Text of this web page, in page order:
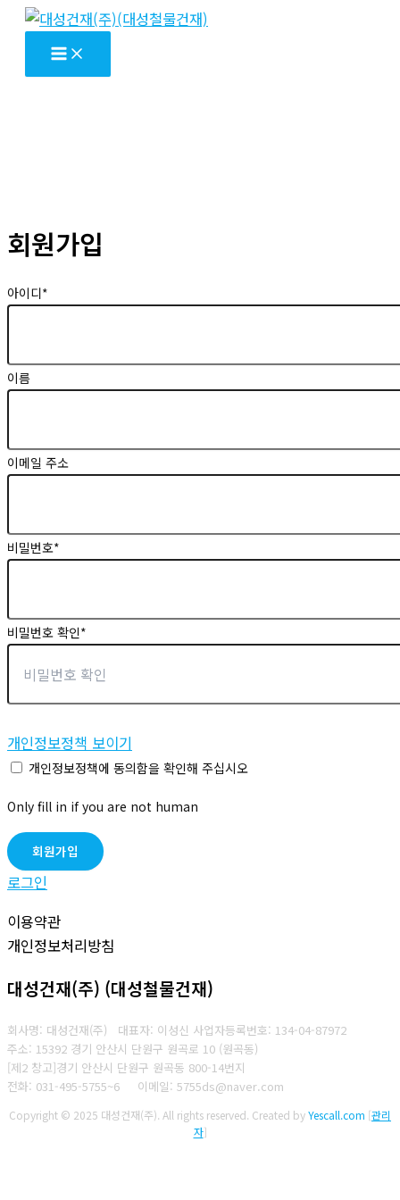
회원가입
아이디*
이름
이메일 주소
비밀번호*
비밀번호 확인*
개인정보정책 보이기
개인정보정책에 동의함을 확인해 주십시오
Only fill in if you are not human
로그인
이용약관
개인정보처리방침
대성건재(주) (대성철물건재)
회사명: 대성건재(주) 대표자: 이성신 사업자등록번호: 134-04-87972
주소: 15392 경기 안산시 단원구 원곡로 10 (원곡동)
[제2 창고]경기 안산시 단원구 원곡동 800-14번지
전화: 031-495-5755~6
이메일: 5755ds@naver.com
Copyright © 2025 대성건재(주). All rights reserved. Created byYescall.com [관리
자]